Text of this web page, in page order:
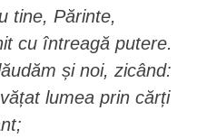
tine, Părinte,
cu întreagă putere.
și noi, zicând:
lumea prin cărți